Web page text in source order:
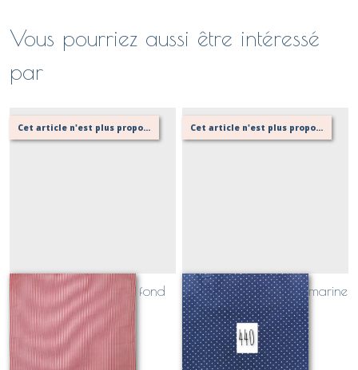
Vous pourriez aussi être intéressé
par
Cet article n'est plus proposé, retournez au menu principal ou contactez moi!
rayures blanche sur fond
rouge
Sur demande
Cet article n'est plus proposé, retournez au menu principal ou contactez moi!
440 pois blanc fond marine
Sur demande